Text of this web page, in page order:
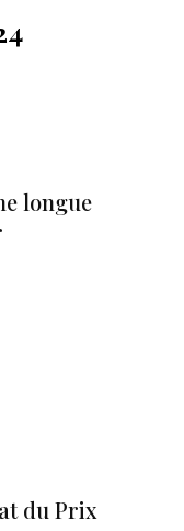
longue
du Prix